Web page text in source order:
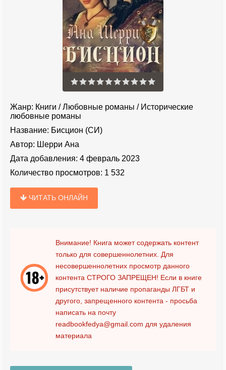
Жанр: Книги / Любовные романы / Исторические
любовные романы
Название: Бисцион (СИ)
Автор: Шерри Ана
Дата добавления: 4 февраль 2023
Количество просмотров: 1 532
ЧИТАТЬ ОНЛАЙН
Внимание! Книга может содержать контент
только для совершеннолетних. Для
несовершеннолетних просмотр данного
контента СТРОГО ЗАПРЕЩЕН! Если в книге
присутствует наличие пропаганды ЛГБТ и
другого, запрещенного контента - просьба
написать на почту
readbookfedya@gmail.com для удаления
материала